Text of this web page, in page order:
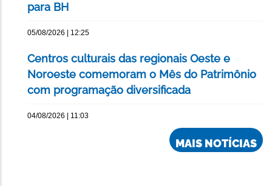
para BH
05/08/2026 | 12:25
Centros culturais das regionais Oeste e
Noroeste comemoram o Mês do Patrimônio
com programação diversificada
04/08/2026 | 11:03
MAIS NOTÍCIAS